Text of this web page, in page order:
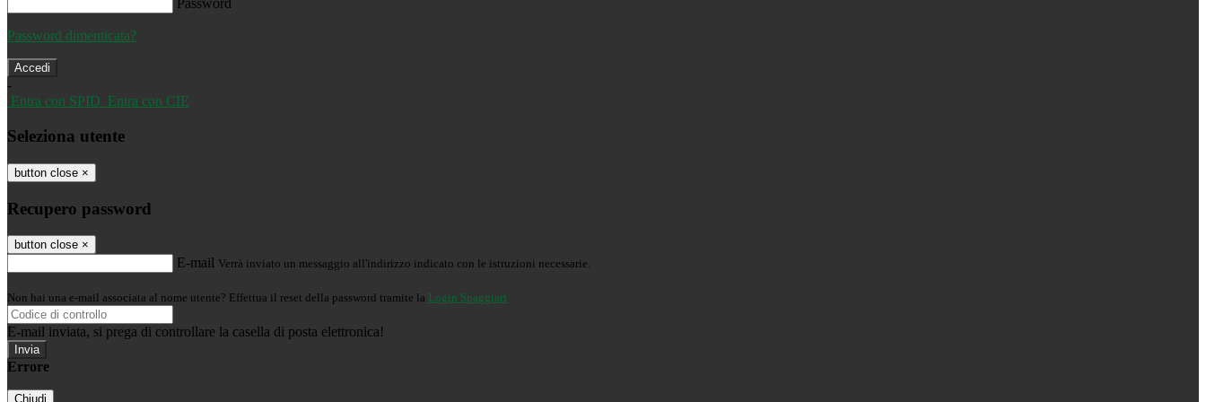
Password
Password dimenticata?
-
Entra con SPID Entra con CIE
Seleziona utente
button close ×
Recupero password
button close ×
E-mail Verrà inviato un messaggio all'indirizzo indicato con le istruzioni necessarie.
Non hai una e-mail associata al nome utente? Effettua il reset della password tramite la Login Spaggiari
E-mail inviata, si prega di controllare la casella di posta elettronica!
Errore
Chiudi